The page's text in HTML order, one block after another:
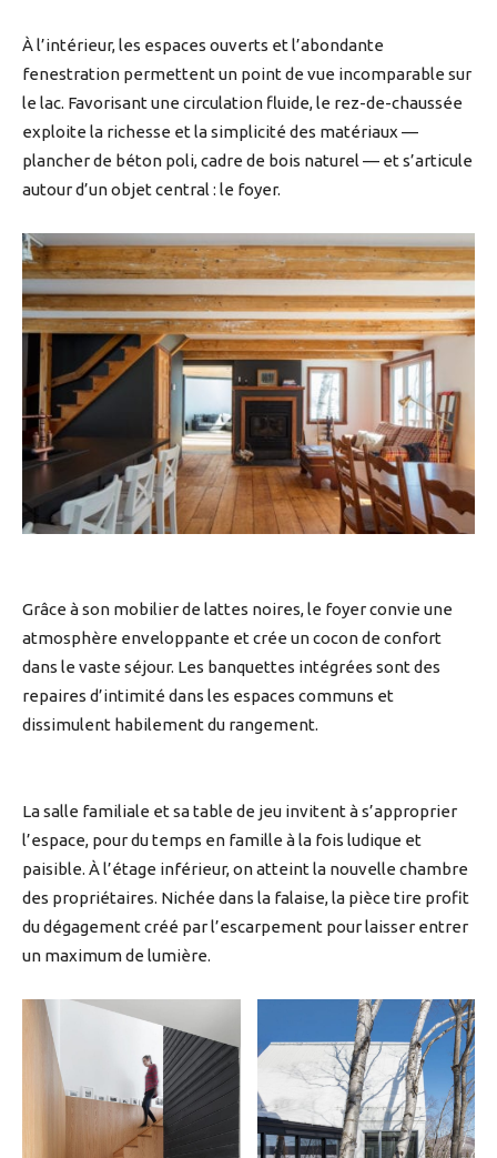
À l’intérieur, les espaces ouverts et l’abondante
fenestration permettent un point de vue incomparable sur
le lac. Favorisant une circulation fluide, le rez-de-chaussée
exploite la richesse et la simplicité des matériaux —
plancher de béton poli, cadre de bois naturel — et s’articule
autour d’un objet central : le foyer.
Grâce à son mobilier de lattes noires, le foyer convie une
atmosphère enveloppante et crée un cocon de confort
dans le vaste séjour. Les banquettes intégrées sont des
repaires d’intimité dans les espaces communs et
dissimulent habilement du rangement.
La salle familiale et sa table de jeu invitent à s’approprier
l’espace, pour du temps en famille à la fois ludique et
paisible. À l’étage inférieur, on atteint la nouvelle chambre
des propriétaires. Nichée dans la falaise, la pièce tire profit
du dégagement créé par l’escarpement pour laisser entrer
un maximum de lumière.